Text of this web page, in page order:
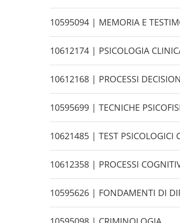
i
d
e
H
i
d
e
10595094 | MEMORIA E
H
i
d
e
10612174 | PSICOLOGIA
H
i
d
e
10612168 | PROCESSI
H
i
d
e
10595699 | TECNICHE
H
i
d
e
10621485 | TEST PSICOLOGICI
H
i
d
e
10612358 | PROCESSI
H
i
d
10595626 | FONDAMENTI DI